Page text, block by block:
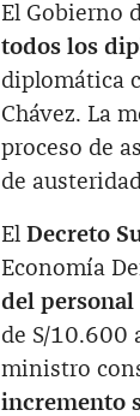
El Gobierno
todos los
diplomática
Chávez. La
proceso de
de
El Decreto
Economía
del
de S/10.600
ministro
incremento